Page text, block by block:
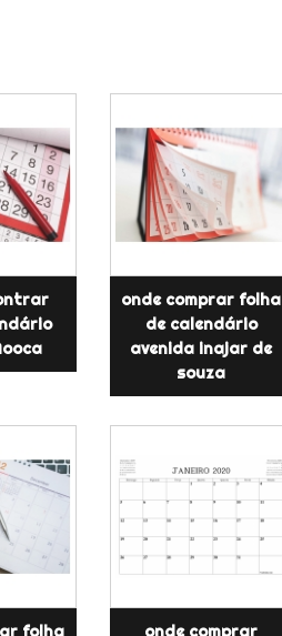
onde comprar folha
de calendário
avenida inajar de
souza